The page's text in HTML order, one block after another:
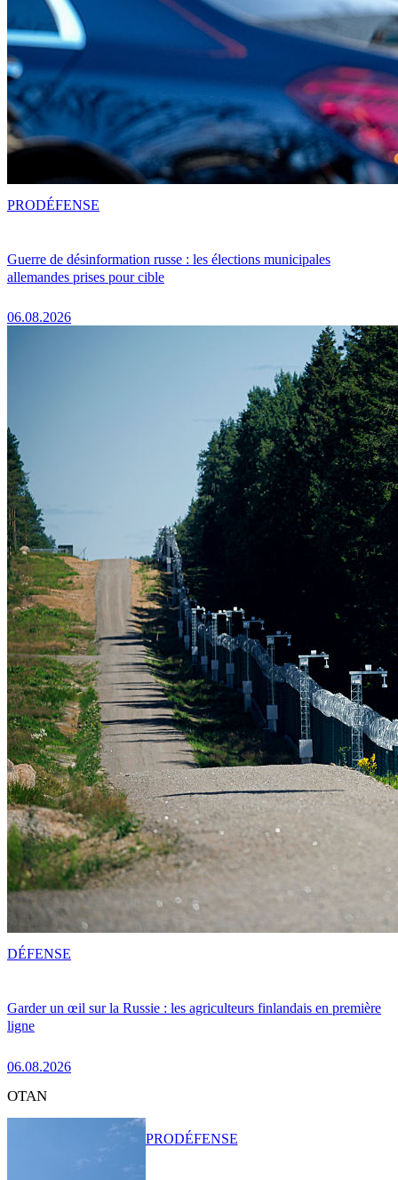
Guerre de désinformation russe : les élections municipales
allemandes prises pour cible
06.08.2026
PRODÉFENSE
Garder un œil sur la Russie : les agriculteurs finlandais en première
ligne
06.08.2026
DÉFENSE
OTAN
PRODÉFENSE